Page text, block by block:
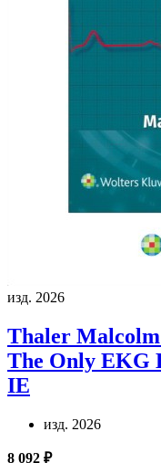
изд. 2026
Thaler
The Only EKG
IE
изд. 2026
8 092 ₽